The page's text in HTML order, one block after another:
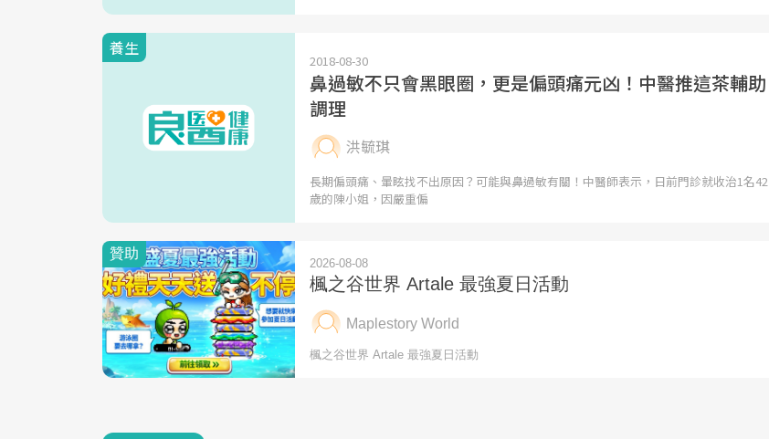
養生
2018-08-30
鼻過敏不只會黑眼圈，更是偏頭痛元凶！中醫推這茶輔助
調理
洪毓琪
長期偏頭痛、暈眩找不出原因？可能與鼻過敏有關！中醫師表示，日前門診就收治1名42
歲的陳小姐，因嚴重偏